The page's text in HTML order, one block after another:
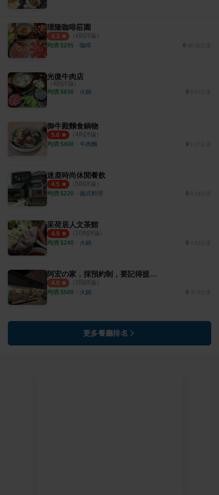
璟隆咖啡莊園
4.3 （ 4則評論）
均消 $295 ・ 咖啡
光復牛肉店
（ 4則評論）
均消 $830 ・ 火鍋
御牛殿麵食鍋物
5.0 （ 4則評論）
均消 $400 ・ 牛肉麵
迷鹿時尚休閒餐飲
4.5 （ 5則評論）
均消 $220 ・ 義式料理 8.14公里
采荷居人文茶館
4.9 （ 10則評論）
均消 $240 ・ 火鍋 4.53公里
阿宏の家，採預約制，要記得提前打電話
4.0 （ 2則評論）
均消 $500 ・ 火鍋
更多餐廳排名